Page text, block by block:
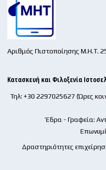
Αριθμός Πιστοποίησης Μ.Η.Τ.
Κατασκευή και Φιλοξενία
Τηλ: +30 2297025627 (Ώρες
Έδρα - Γραφεία:
Δραστηριότητες